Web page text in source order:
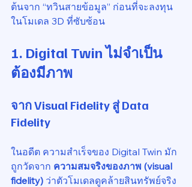
ต้นจาก “ทวินสายข้อมูล” ก่อนที่จะลงทุน
ในโมเดล 3D ที่ซับซ้อน
1. Digital Twin ไม่จำเป็น
ต้องมีภาพ
จาก Visual Fidelity สู่ Data
Fidelity
ในอดีต ความสำเร็จของ Digital Twin มัก
ถูกวัดจาก ความสมจริงของภาพ (visual
fidelity) ว่าตัวโมเดลดูคล้ายสินทรัพย์จริง